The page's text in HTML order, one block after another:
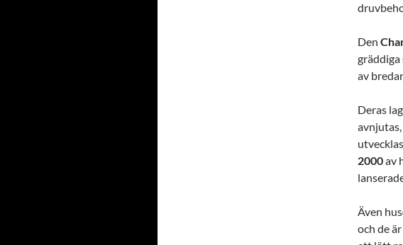
Den
gräddiga
av
Deras
2000av
Även
och de